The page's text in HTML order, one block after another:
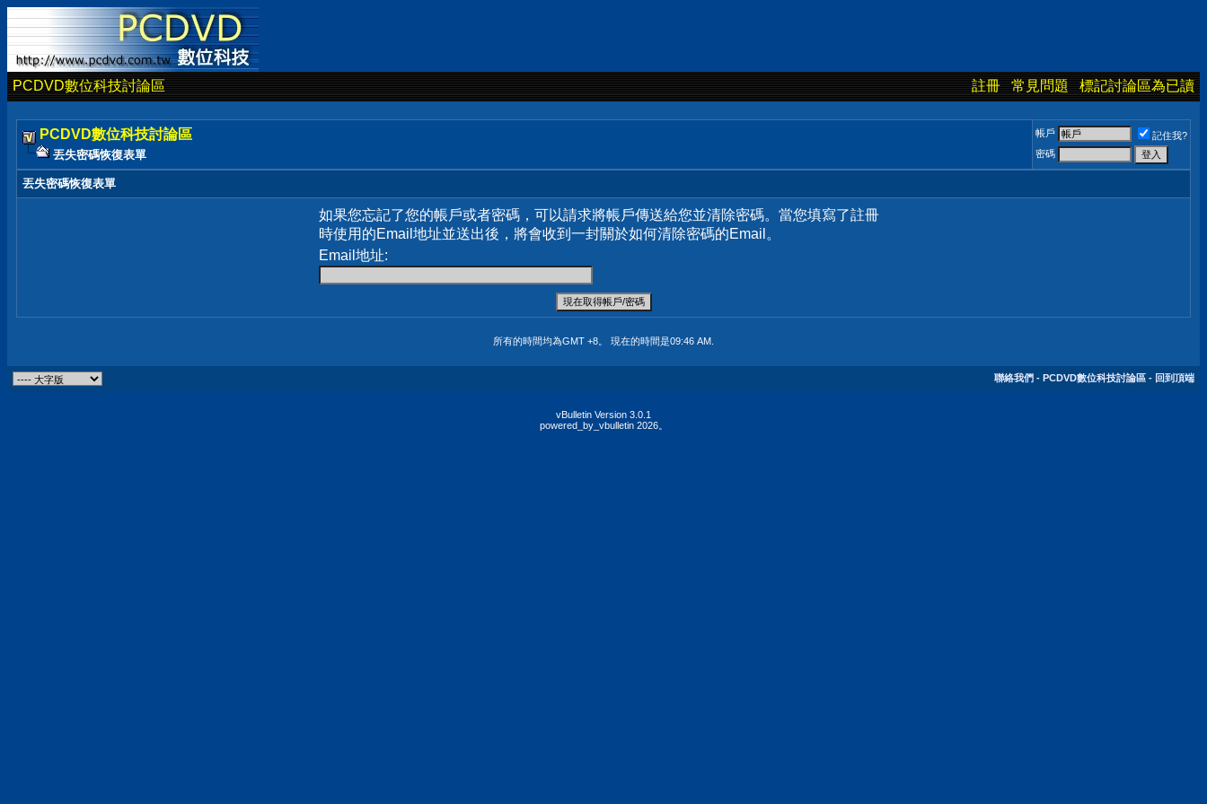
PCDVD數位科技討論區 註冊 常見問題 標記討論區為已讀
PCDVD數位科技討論區
丟失密碼恢復表單
帳戶
記住我?
密碼
丟失密碼恢復表單
如果您忘記了您的帳戶或者密碼，可以請求將帳戶傳送給您並清除密碼。當您填寫了註冊
時使用的Email地址並送出後，將會收到一封關於如何清除密碼的Email。
Email地址:
所有的時間均為GMT +8。 現在的時間是09:46 AM
聯絡我們 - PCDVD數位科技討論區 - 回到頂端
vBulletin Version 3.0.1
powered_by_vbulletin 2026。